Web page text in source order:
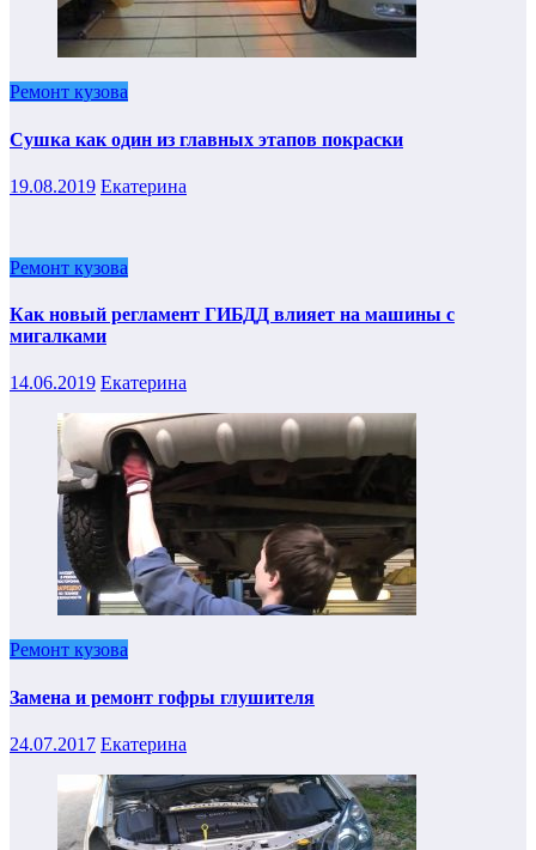
Ремонт кузова
Сушка как один из главных этапов покраски
19.08.2019 Екатерина
Ремонт кузова
Как новый регламент ГИБДД влияет на машины с
мигалками
14.06.2019 Екатерина
Ремонт кузова
Замена и ремонт гофры глушителя
24.07.2017 Екатерина